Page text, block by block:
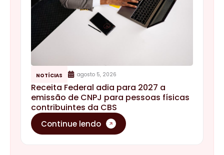
NOTÍCIAS agosto 5, 2026
Receita Federal adia para 2027 a
emissão de CNPJ para pessoas físicas
contribuintes da CBS
Continue lendo